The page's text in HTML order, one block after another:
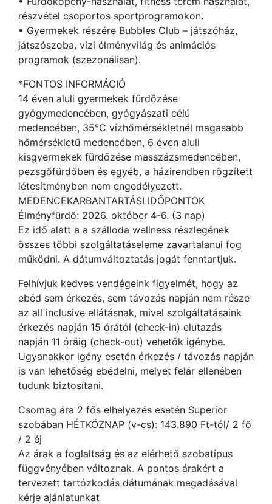
részvétel csoportos sportprogramokon.
• Gyermekek részére Bubbles Club – játszóház,
játszószoba, vízi élményvilág és animációs
programok (szezonálisan).
*FONTOS INFORMÁCIÓ
14 éven aluli gyermekek fürdőzése
gyógymedencében, gyógyászati célú
medencében, 35°C vízhőmérsékletnél magasabb
hőmérsékletű medencében, 6 éven aluli
kisgyermekek fürdőzése masszázsmedencében,
pezsgőfürdőben és egyéb, a házirendben rögzített
létesítményben nem engedélyezett.
MEDENCEKARBANTARTÁSI IDŐPONTOK
Élményfürdő: 2026. október 4-6. (3 nap)
Ez idő alatt a a szálloda wellness részlegének
összes többi szolgáltatáseleme zavartalanul fog
működni. A dátumváltoztatás jogát fenntartjuk.
Felhívjuk kedves vendégeink figyelmét, hogy az
ebéd sem érkezés, sem távozás napján nem része
az all inclusive ellátásnak, mivel szolgáltatásaink
érkezés napján 15 órától (check-in) elutazás
napján 11 óráig (check-out) vehetők igénybe.
Ugyanakkor igény esetén érkezés / távozás napján
is van lehetőség ebédelni, melyet felár ellenében
tudunk biztosítani.
Csomag ára 2 fős elhelyezés esetén Superior
szobában HÉTKÖZNAP (v-cs): 143.890 Ft-tól/ 2 fő
/ 2 éj
Az árak a foglaltság és az elérhető szobatípus
függvényében változnak. A pontos árakért a
tervezett tartózkodás dátumának megadásával
kérje ajánlatunkat